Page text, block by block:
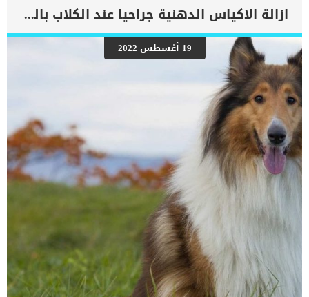
وجدت كلبك يقطر بولا اثناء حركته العادية بدون ان يتلفت اليها بالزيارة
الفورية للعيادة البيطرية. سوف نتعرف فى هذا المقال على خطوات
وطرق العلاج الطبيعى فى المنزل الذى يساعد على علاج التبول اللاإرادى
عند الكلاب. تعرف على إجراءات العلاج المنزلى للتبول اللاإرادى عند كلبك
هناك أكثر من خطة علاجية معروفة لدى الأطباء البيطريين حول العلاج
الطبيعى للتبول اللاإرادى عند الكلاب مثل: الادوية التى تشد عضلات
المصرة البولية.العمليات الجراحية لتقوية عضلات الحوض.العلاج الهرمونى
لاستعادة التوازن فى جسم الكلب. ولكن اذا كانت الحالة بسيطة ولا
تستدعي الجراحة فعليك بالعلاج الطبيعى فى المنزل. كذلك […]
ازالة الاكياس الدهنية جراحيا عند الكلاب بالتفاصيل
19 أغسطس 2022